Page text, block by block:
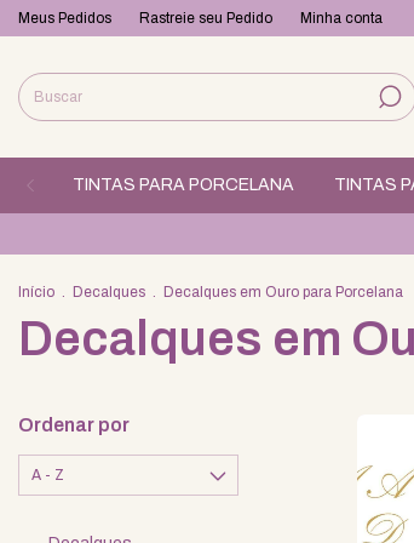
Meus Pedidos Rastreie seu Pedido Minha conta
TINTAS PARA PORCELANA TINTAS
Início . Decalques . Decalques em Ouro para Porcelana
Decalques em
Ordenar por